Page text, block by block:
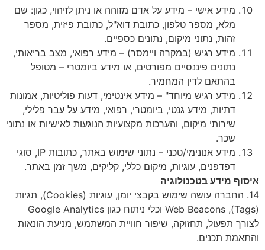
מידע אישי – מידע על אדם מזוהה או ניתן לזיהוי, כגון: שם
מלא, מספר טלפון, כתובת דוא"ל, כתובת פיזית, מספר
זהות, נתוני מיקום, נתונים כספיים.
מידע רגיש (במקרה ויימסר) – מידע רפואי, מצב בריאותי,
נתונים פיננסיים מפורטים, או מידע ביומטרי – מטופל
בהתאם לדין המחמיר.
מידע רגיש מיוחד" – מידע אינטימי, דעות פוליטיות, אמונות
דתיות, מידע גנטי, ביומטרי, רפואי, מידע על עבר פלילי,
שירותי מיקום, והערכות מקצועיות הנוגעות לאישיות או נתוני
שכר.
מידע אנונימי/טכני – נתוני שימוש באתר, כתובות IP, סוגי
דפדפנים, עוגיות, מיקום כללי, קליקים, משך זמן באתר.
איסוף מידע בטכנולוגיה
14. החברה עושה שימוש בקבצי יומן, עוגיות (Cookies), תגיות
(Tags), Web Beacons וכלי ניתוח כגון Google Analytics
לצורך תפעול, תחזוקה, שיפור חוויית המשתמש, מניעת הונאות
והתאמת תכנים.